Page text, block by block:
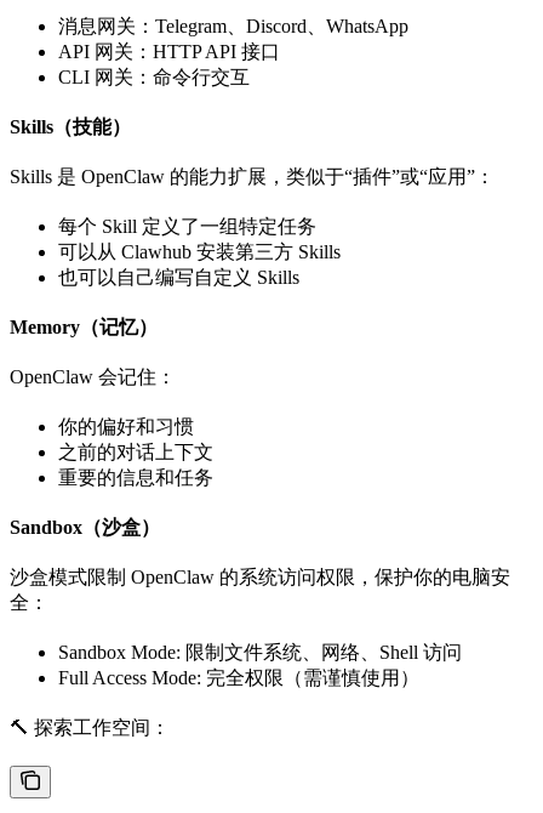
消息网关：Telegram、Discord、WhatsApp
API 网关：HTTP API 接口
CLI 网关：命令行交互
Skills（技能）
Skills 是 OpenClaw 的能力扩展，类似于“插件”或“应用”：
每个 Skill 定义了一组特定任务
可以从 Clawhub 安装第三方 Skills
也可以自己编写自定义 Skills
Memory（记忆）
OpenClaw 会记住：
你的偏好和习惯
之前的对话上下文
重要的信息和任务
Sandbox（沙盒）
沙盒模式限制 OpenClaw 的系统访问权限，保护你的电脑安
全：
Sandbox Mode: 限制文件系统、网络、Shell 访问
Full Access Mode: 完全权限（需谨慎使用）
🔨 探索工作空间：